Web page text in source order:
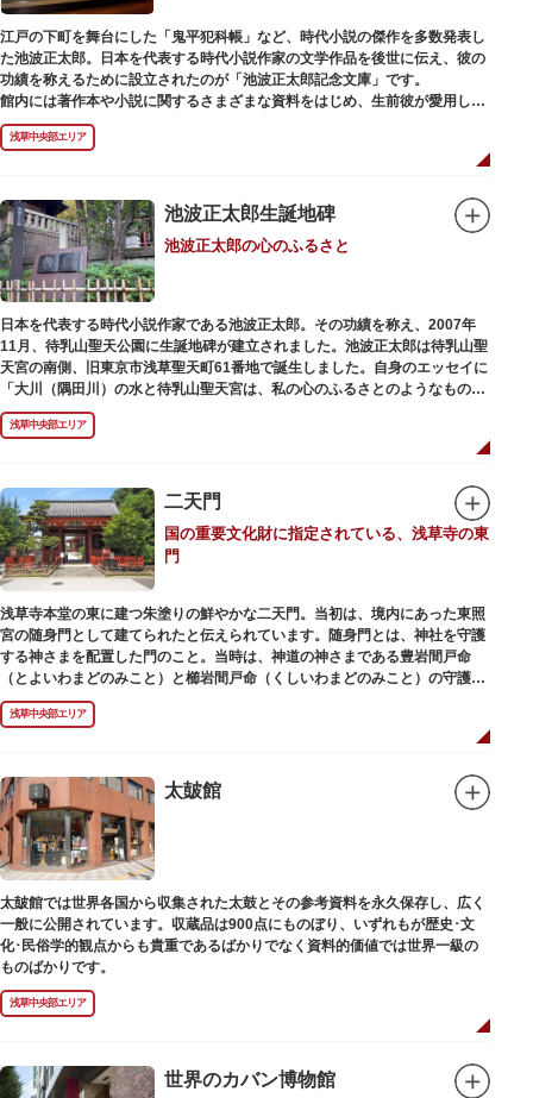
かくなら水上バスに乗船して、優雅に観察してみてはいかがでしょうか。
江戸の下町を舞台にした「鬼平犯科帳」など、時代小説の傑作を多数発表し
た池波正太郎。日本を代表する時代小説作家の文学作品を後世に伝え、彼の
功績を称えるために設立されたのが「池波正太郎記念文庫」です。
館内には著作本や小説に関するさまざまな資料をはじめ、生前彼が愛用して
いた万年筆やパイプ、帽子などが展示されています。書斎も復元されてお
り、池波正太郎をより身近に感じられるスポットです。また「池波グッズ」
とよばれる、作品の舞台を紹介した古地図やポストカード、扇子など様々な
浅草中央部エリア
池波正太郎生誕地碑
池波正太郎の心のふるさと
日本を代表する時代小説作家である池波正太郎。その功績を称え、2007年
11月、待乳山聖天公園に生誕地碑が建立されました。池波正太郎は待乳山聖
天宮の南側、旧東京市浅草聖天町61番地で誕生しました。自身のエッセイに
「大川（隅田川）の水と待乳山聖天宮は、私の心のふるさとのようなもの
だ」（『東京の情景「大川と待乳山聖天宮」』より）と記しており、小説の
舞台にも待乳山や近くの今戸、橋場などをたびたび登場させています。
浅草中央部エリア
二天門
国の重要文化財に指定されている、浅草寺の東
門
浅草寺本堂の東に建つ朱塗りの鮮やかな二天門。当初は、境内にあった東照
宮の随身門として建てられたと伝えられています。随身門とは、神社を守護
する神さまを配置した門のこと。当時は、神道の神さまである豊岩間戸命
（とよいわまどのみこと）と櫛岩間戸命（くしいわまどのみこと）の守護神
像が左右に祀られていました。
しかし、1868年（明治元年）に明治政府が発令した神仏分離令により、仏教
寺院である浅草寺には、この2柱の神さまの像を祀ることができなくなりま
鶴岡八幡宮にあった仏教の守護神である広目天（こうもくてん）と持国天
（じこくてん）の像を二天門に安置。これに伴い、正式名称が随身門から二
天門に変更されました。
その後、第二次世界大戦により2柱の像は焼失。現在は、上野の寛永寺（か
んえいじ）の四代将軍徳川家綱霊廟にあった持国天と増長天（ぞうちょうて
ん）の像が祀られています。持国天と増長天は、四天王と呼ばれる仏さまと
して知られていますが、四天王は仏教の守護神であることから武装した姿。
どちらも、鎌倉時代以降に流行した複数の木材を組み合わせる技法「寄木
造」により造られています。
浅草中央部エリア
太皷館
太皷館では世界各国から収集された太鼓とその参考資料を永久保存し、広く
一般に公開されています。収蔵品は900点にものぼり、いずれもが歴史･文
化･民俗学的観点からも貴重であるばかりでなく資料的価値では世界一級の
ものばかりです。
浅草中央部エリア
世界のカバン博物館